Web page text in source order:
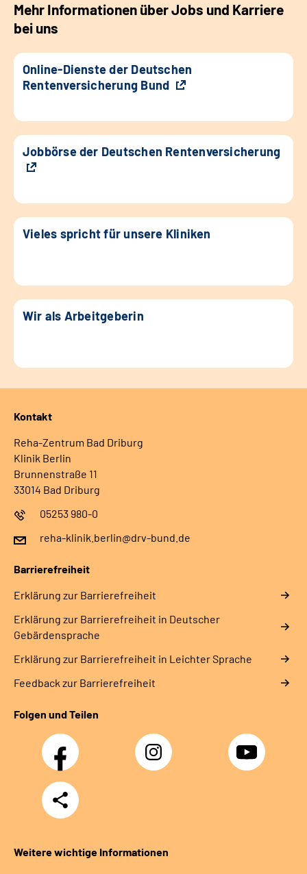
Mehr Informationen über Jobs und Karriere
bei uns
Online-Dienste der Deutschen
Rentenversicherung Bund
Jobbörse der Deutschen Rentenversicherung
Vieles spricht für unsere Kliniken
Wir als Arbeitgeberin
Kontakt
Reha-Zentrum Bad Driburg
Klinik Berlin
Brunnenstraße 11
33014 Bad Driburg
05253 980-0
reha-klinik.berlin@drv-bund.de
Barrierefreiheit
Erklärung zur Barrierefreiheit
Erklärung zur Barrierefreiheit in Deutscher
Gebärdensprache
Erklärung zur Barrierefreiheit in Leichter Sprache
Feedback zur Barrierefreiheit
Folgen und Teilen
Facebook Instagram YouTube
Teilen
Weitere wichtige Informationen